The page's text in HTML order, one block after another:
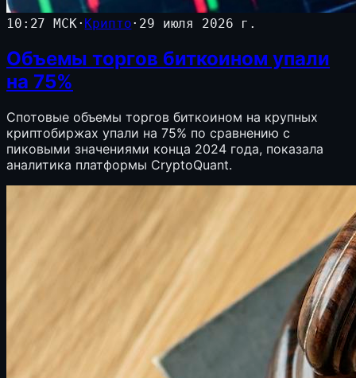
10:27 МСК· Крипто· 29 июля 2026 г.
Объемы торгов биткоином упали
на 75%
Спотовые объемы торгов биткоином на крупных
криптобиржах упали на 75% по сравнению с
пиковыми значениями конца 2024 года, показала
аналитика платформы CryptoQuant.